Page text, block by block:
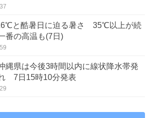
と酷暑日に迫る暑さ 35℃以上が続
番の高温も(7日)
縄県は今後3時間以内に線状降水帯発
7日15時10分発表